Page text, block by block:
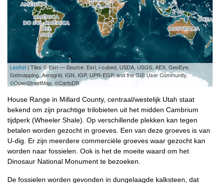
Leaflet | Tiles © Esri — Source: Esri, i-cubed, USDA, USGS, AEX, GeoEye,
Getmapping, Aerogrid, IGN, IGP, UPR-EGP, and the GIS User Community,
©OpenStreetMap, ©CartoDB
House Range in Millard County, centraal/westelijk Utah staat
bekend om zijn prachtige trilobieten uit het midden Cambrium
tijdperk (Wheeler Shale). Op verschillende plekken kan tegen
betalen worden gezocht in groeves. Een van deze groeves is van
U-dig. Er zijn meerdere commerciële groeves waar gezocht kan
worden naar fossielen. Ook is het de moeite waard om het
Dinosaur National Monument te bezoeken.
De fossielen worden gevonden in dungelaagde kalksteen, dat